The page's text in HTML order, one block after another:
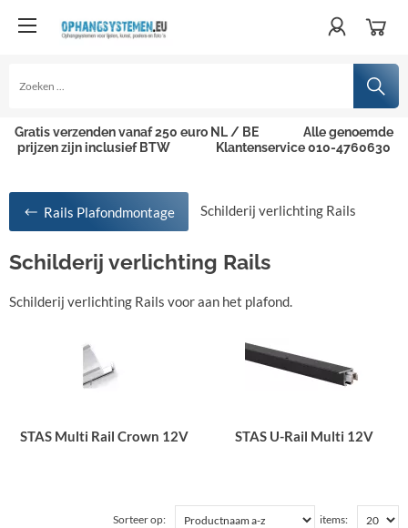
Gratis verzenden vanaf 250 euro NL / BE
Alle genoemde
prijzen zijn inclusief BTW
Klantenservice 010-4760630
Rails Plafondmontage Schilderij verlichting Rails
Schilderij verlichting Rails
Schilderij verlichting Rails voor aan het plafond.
STAS Multi Rail Crown 12V STAS U-Rail Multi 12V
Sorteer op: items: